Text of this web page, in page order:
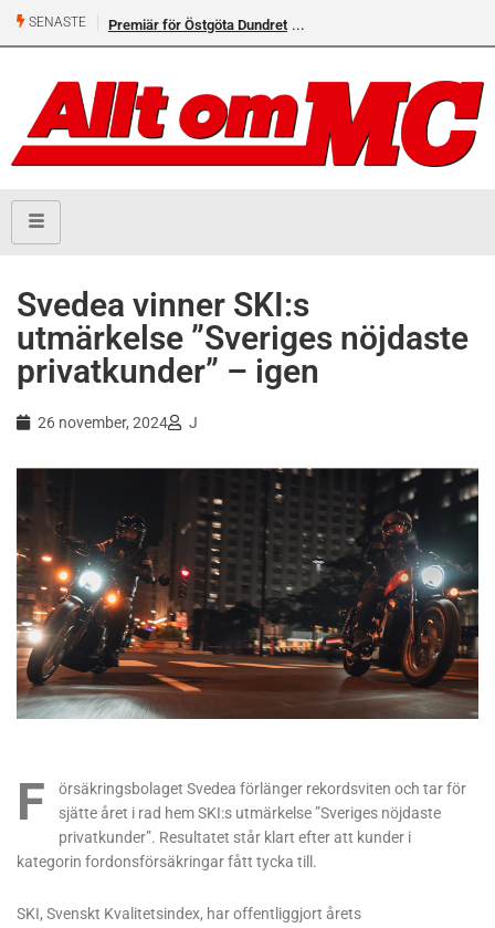
SENASTE Premiär för Östgöta Dundret
Svedea vinner SKI:s
utmärkelse ”Sveriges nöjdaste
privatkunder” – igen
26 november, 2024 J
F
örsäkringsbolaget Svedea förlänger rekordsviten och tar för
sjätte året i rad hem SKI:s utmärkelse ”Sveriges nöjdaste
privatkunder”. Resultatet står klart efter att kunder i
kategorin fordonsförsäkringar fått tycka till.
SKI, Svenskt Kvalitetsindex, har offentliggjort årets